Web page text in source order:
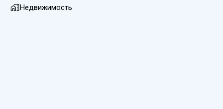
Недвижимость